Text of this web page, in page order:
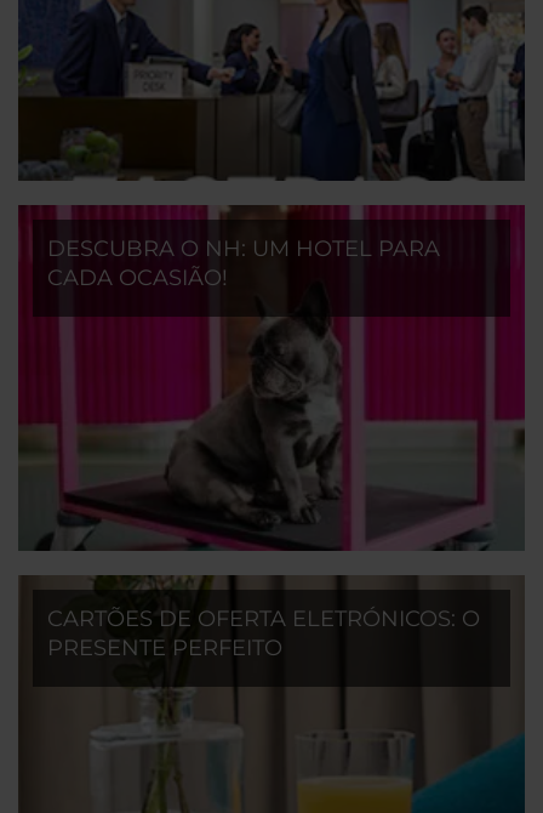
DESCUBRA O NH: UM HOTEL PARA
CADA OCASIÃO!
CARTÕES DE OFERTA ELETRÓNICOS: O
PRESENTE PERFEITO